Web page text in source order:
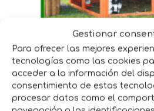
Gestionar
Para ofrecer las mejores
tecnologías como las cookies
acceder a la información del
consentimiento de estas
procesar datos como el